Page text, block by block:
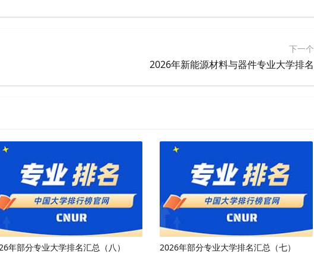
下一个
2026年新能源材料与器件专业大学排名
年部分专业大学排名汇总（八） 2026年部分专业大学排名汇总（七）